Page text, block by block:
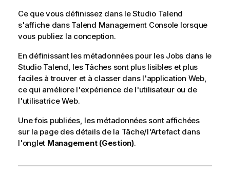
Ce que vous définissez dans leStudio Talend
s'affiche dans Talend Management Console lorsque
vous publiez la conception.
En définissant les métadonnées pour les Jobs dans le
Studio Talend, les Tâches sont plus lisibles et plus
faciles à trouver et à classer dans l'application Web,
ce qui améliore l'expérience de l'utilisateur ou de
l'utilisatrice Web.
Une fois publiées, les métadonnées sont affichées
sur la page des détails de la Tâche/l'Artefact dans
l'onglet Management (Gestion).